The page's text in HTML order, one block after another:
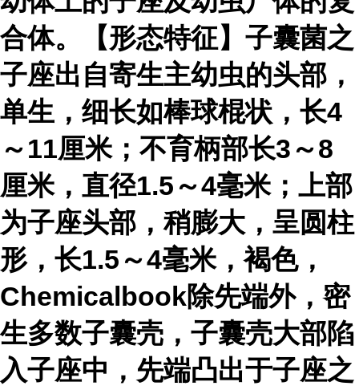
合体。【形态特征】子囊菌之
子座出自寄生主幼虫的头部，
单生，细长如棒球棍状，长4
～11厘米；不育柄部长3～8
厘米，直径1.5～4毫米；上部
为子座头部，稍膨大，呈圆柱
形，长1.5～4毫米，褐色，
Chemicalbook除先端外，密
生多数子囊壳，子囊壳大部陷
入子座中，先端凸出于子座之